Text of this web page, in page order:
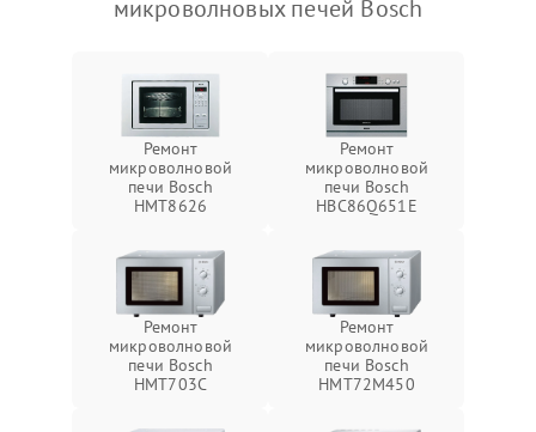
микроволновых печей Bosch
Ремонт
микроволновой
печи Bosch
HMT8626
Ремонт
микроволновой
печи Bosch
HBC86Q651E
Ремонт
микроволновой
печи Bosch
HMT703C
Ремонт
микроволновой
печи Bosch
HMT72M450